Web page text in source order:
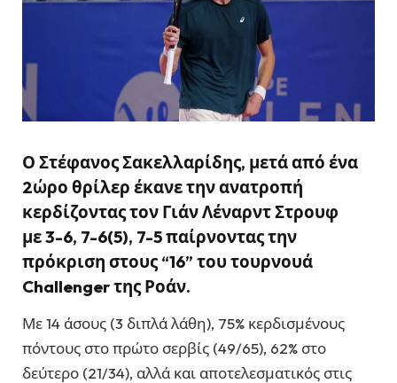
Ο Στέφανος Σακελλαρίδης, μετά από ένα
2ώρο θρίλερ έκανε την ανατροπή
κερδίζοντας τον Γιάν Λέναρντ Στρουφ
με3-6, 7-6(5), 7-5παίρνοντας την
πρόκριση στους “16” του τουρνουά
Challenger της Ροάν.
Με 14 άσους (3 διπλά λάθη), 75% κερδισμένους
πόντους στο πρώτο σερβίς (49/65), 62% στο
δεύτερο (21/34), αλλά και αποτελεσματικός στις